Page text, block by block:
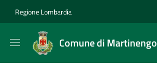
Regione Lombardia
Comune di Martinengo